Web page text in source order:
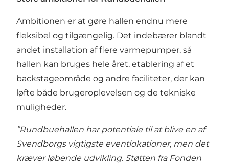
Ambitionen er at gøre hallen endnu mere
fleksibel og tilgængelig. Det indebærer blandt
andet installation af flere varmepumper, så
hallen kan bruges hele året, etablering af et
backstageområde og andre faciliteter, der kan
løfte både brugeroplevelsen og de tekniske
muligheder.
”Rundbuehallen har potentiale til at blive en af
Svendborgs vigtigste eventlokationer, men det
kræver løbende udvikling. Støtten fra Fonden